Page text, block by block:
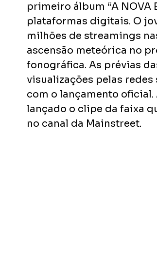
primeiro álbum “A NOVA
plataformas digitais. O
milhões de streamings
ascensão meteórica no
fonográfica. As prévias
visualizações pelas
com o lançamento oficial.
lançado o clipe da faixa
no canal da Mainstreet.